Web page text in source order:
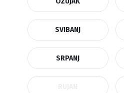
SVIBANJ
SRPANJ